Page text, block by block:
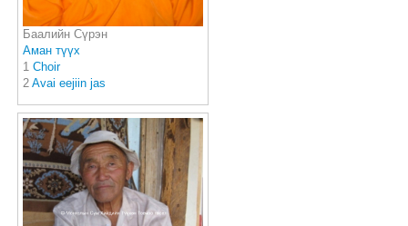
Баалийн Сүрэн
Аман түүх
1 Choir
2 Avai eejiin jas